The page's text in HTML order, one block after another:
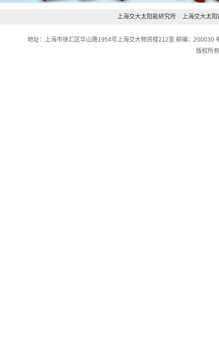
上海交大太阳能研究所 上海交大太阳
地址：上海市徐汇区华山路1954号上海交大物资楼212室 邮编：
版权所